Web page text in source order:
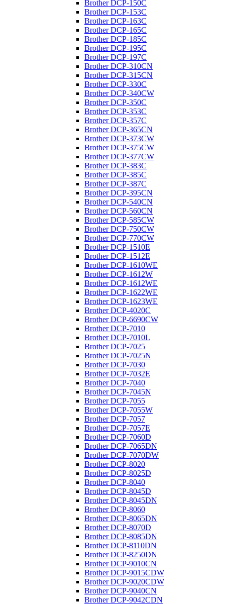
Brother DCP-150C
Brother DCP-153C
Brother DCP-163C
Brother DCP-165C
Brother DCP-185C
Brother DCP-195C
Brother DCP-197C
Brother DCP-310CN
Brother DCP-315CN
Brother DCP-330C
Brother DCP-340CW
Brother DCP-350C
Brother DCP-353C
Brother DCP-357C
Brother DCP-365CN
Brother DCP-373CW
Brother DCP-375CW
Brother DCP-377CW
Brother DCP-383C
Brother DCP-385C
Brother DCP-387C
Brother DCP-395CN
Brother DCP-540CN
Brother DCP-560CN
Brother DCP-585CW
Brother DCP-750CW
Brother DCP-770CW
Brother DCP-1510E
Brother DCP-1512E
Brother DCP-1610WE
Brother DCP-1612W
Brother DCP-1612WE
Brother DCP-1622WE
Brother DCP-1623WE
Brother DCP-4020C
Brother DCP-6690CW
Brother DCP-7010
Brother DCP-7010L
Brother DCP-7025
Brother DCP-7025N
Brother DCP-7030
Brother DCP-7032E
Brother DCP-7040
Brother DCP-7045N
Brother DCP-7055
Brother DCP-7055W
Brother DCP-7057
Brother DCP-7057E
Brother DCP-7060D
Brother DCP-7065DN
Brother DCP-7070DW
Brother DCP-8020
Brother DCP-8025D
Brother DCP-8040
Brother DCP-8045D
Brother DCP-8045DN
Brother DCP-8060
Brother DCP-8065DN
Brother DCP-8070D
Brother DCP-8085DN
Brother DCP-8110DN
Brother DCP-8250DN
Brother DCP-9010CN
Brother DCP-9015CDW
Brother DCP-9020CDW
Brother DCP-9040CN
Brother DCP-9042CDN